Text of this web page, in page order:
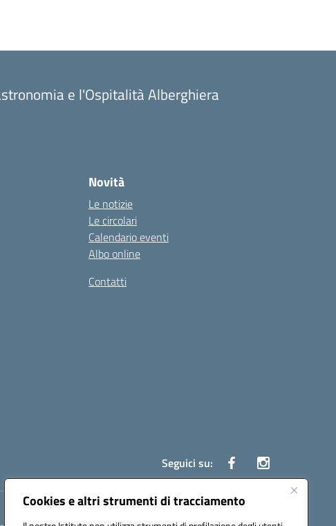
Cookies e altri strumenti di tracciamento
e l'Ospitalità Alberghiera
Novità
Le notizie
Le circolari
Calendario eventi
Albo online
Contatti
Seguici su: